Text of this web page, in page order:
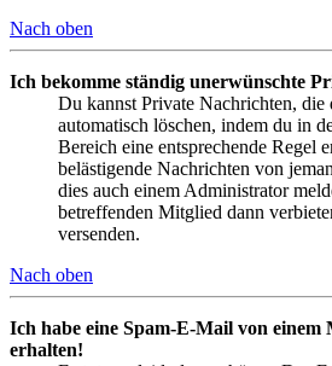
Nach oben
Ich bekomme ständig unerwünschte
Du kannst Private Nachrichten,
automatisch löschen, indem du in
Bereich eine entsprechende Regel
belästigende Nachrichten von
dies auch einem Administrator
betreffenden Mitglied dann
versenden.
Nach oben
Ich habe eine Spam-E-Mail von einem
erhalten!